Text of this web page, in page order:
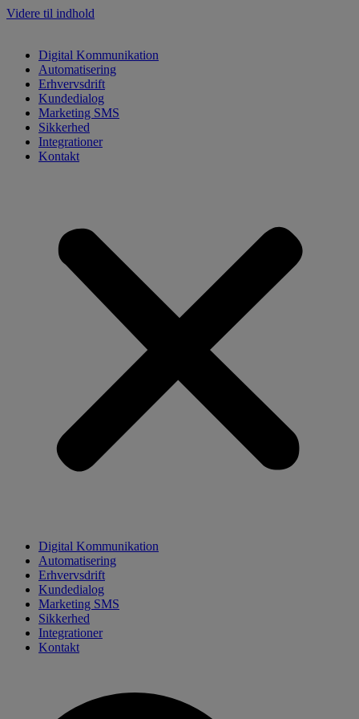
Videre til indhold
Digital Kommunikation
Automatisering
Erhvervsdrift
Kundedialog
Marketing SMS
Sikkerhed
Integrationer
Kontakt
Digital Kommunikation
Automatisering
Erhvervsdrift
Kundedialog
Marketing SMS
Sikkerhed
Integrationer
Kontakt